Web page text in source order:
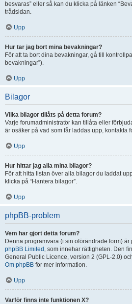
besvaras” eller så kan du klicka på länken
trådsidan.
Upp
Hur tar jag bort mina bevakningar?
För att ta bort dina bevakningar, gå till
bevakningar”).
Upp
Bilagor
Vilka bilagor tillåts på detta forum?
Varje forumadministratör kan tillåta eller
är osäker på vad som får laddas upp, kontakta
Upp
Hur hittar jag alla mina bilagor?
För att hitta listan över alla bilagor du laddat
klicka på “Hantera bilagor”.
Upp
phpBB-problem
Vem har gjort detta forum?
Denna programvara (i sin oförändrade form) är
phpBB Limited , som innehar rättigheten. Den
General Public Licence, version 2 (GPL-2.0)
Om phpBB för mer information.
Upp
Varför finns inte funktionen X?